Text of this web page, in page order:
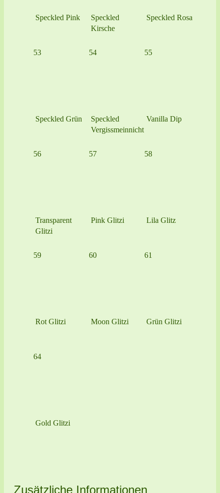
Speckled Pink
Speckled
Kirsche
Speckled Rosa
53
Speckled Grün
54
Speckled
Vergissmeinnicht
55
Vanilla Dip
56
Transparent
Glitzi
57
Pink Glitzi
58
Lila Glitz
59
Rot Glitzi
60
Moon Glitzi
61
Grün Glitzi
64
Gold Glitzi
Zusätzliche Informationen